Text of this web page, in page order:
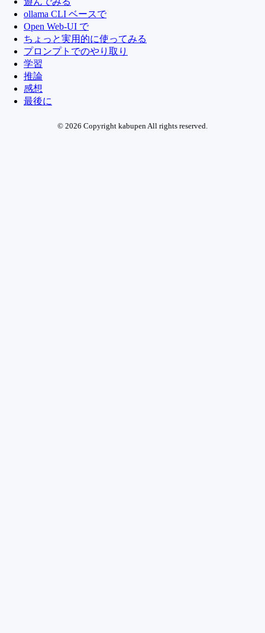
ollama CLI ベースで
Open Web-UI で
ちょっと実用的に使ってみる
プロンプトでのやり取り
学習
推論
感想
最後に
© 2026 Copyright kabupen All rights reserved.